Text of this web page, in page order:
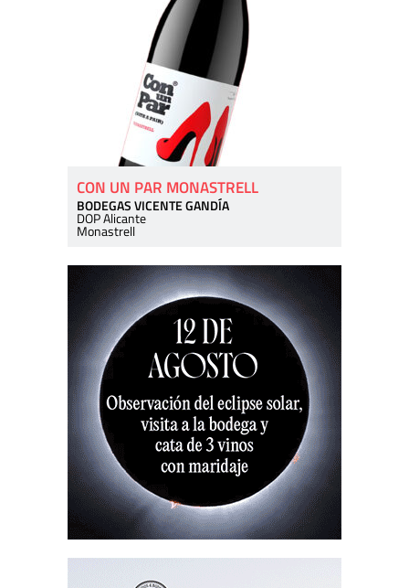
CON UN PAR MONASTRELL
BODEGAS VICENTE GANDÍA
DOP Alicante
Monastrell